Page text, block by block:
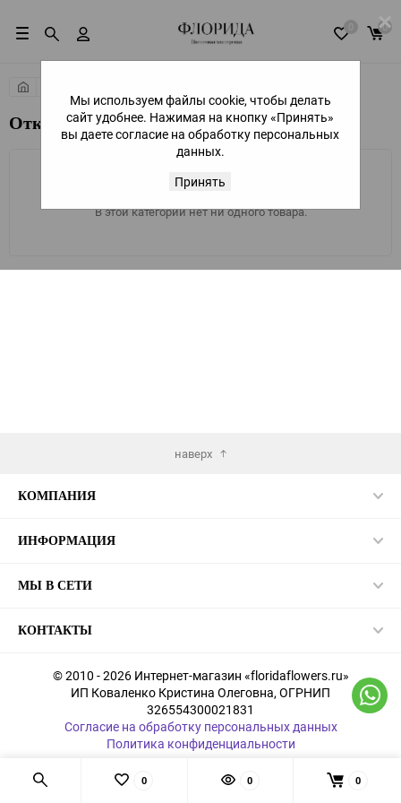
×
Мы используем файлы cookie, чтобы делать
сайт удобнее. Нажимая на кнопку «Принять»
вы даете согласие на обработку персональных
данных.
Принять
0
Открытки, сделанные с любовью...
В этой категории нет ни одного товара.
наверх
КОМПАНИЯ
ИНФОРМАЦИЯ
МЫ В СЕТИ
КОНТАКТЫ
© 2010 - 2026 Интернет-магазин «floridaflowers.ru»
ИП Коваленко Кристина Олеговна, ОГРНИП
326554300021831
Согласие на обработку персональных данных
Политика конфиденциальности
0 0 0